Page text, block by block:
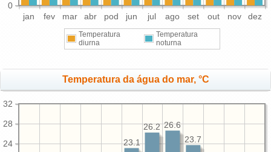
jan fev mar abr pod jun jul ago set out nov dez
0
Temperatura
diurna
Temperatura
noturna
Temperatura da água do mar, °C
24
28
32
23.7
26.6
26.2
23.1